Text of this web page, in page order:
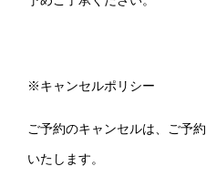
※キャンセルポリシー
ご予約のキャンセルは、ご予
いたします。